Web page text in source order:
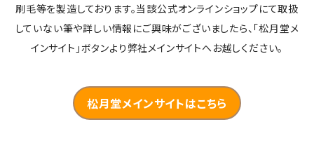
刷毛等を製造しております。当該公式オンラインショップにて取扱
していない筆や詳しい情報にご興味がございましたら、「松月堂メ
インサイト」ボタンより弊社メインサイトへお越しください。
松月堂メインサイトはこちら